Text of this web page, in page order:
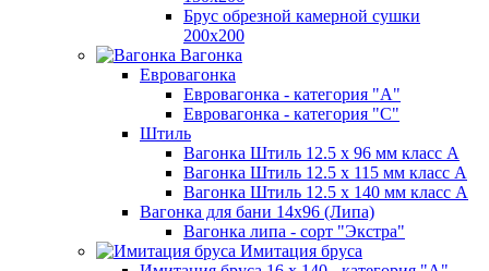
Брус обрезной камерной сушки
200х200
Вагонка
Евровагонка
Евровагонка - категория "А"
Евровагонка - категория "С"
Штиль
Вагонка Штиль 12.5 х 96 мм класс А
Вагонка Штиль 12.5 х 115 мм класс А
Вагонка Штиль 12.5 х 140 мм класс А
Вагонка для бани 14х96 (Липа)
Вагонка липа - сорт "Экстра"
Имитация бруса